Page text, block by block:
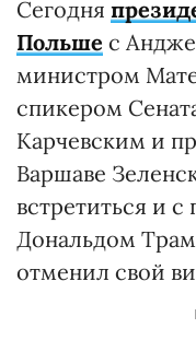
Сегодня
Польше с
министром
спикером
Карчевским и
Варшаве
встретиться и
Дональдом
отменил свой